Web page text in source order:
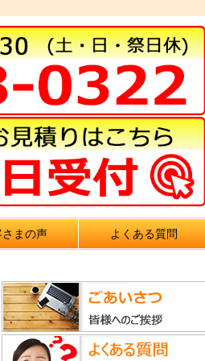
さまの声 よくある質問